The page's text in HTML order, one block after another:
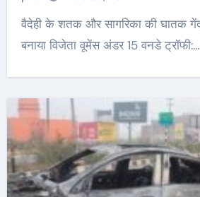
वैदेही के शतक और सागरिका की घातक गेंदबाजी ने बिहार को
बनाया विजेता वूमेंस अंडर 15 वनडे ट्रॉफी:…